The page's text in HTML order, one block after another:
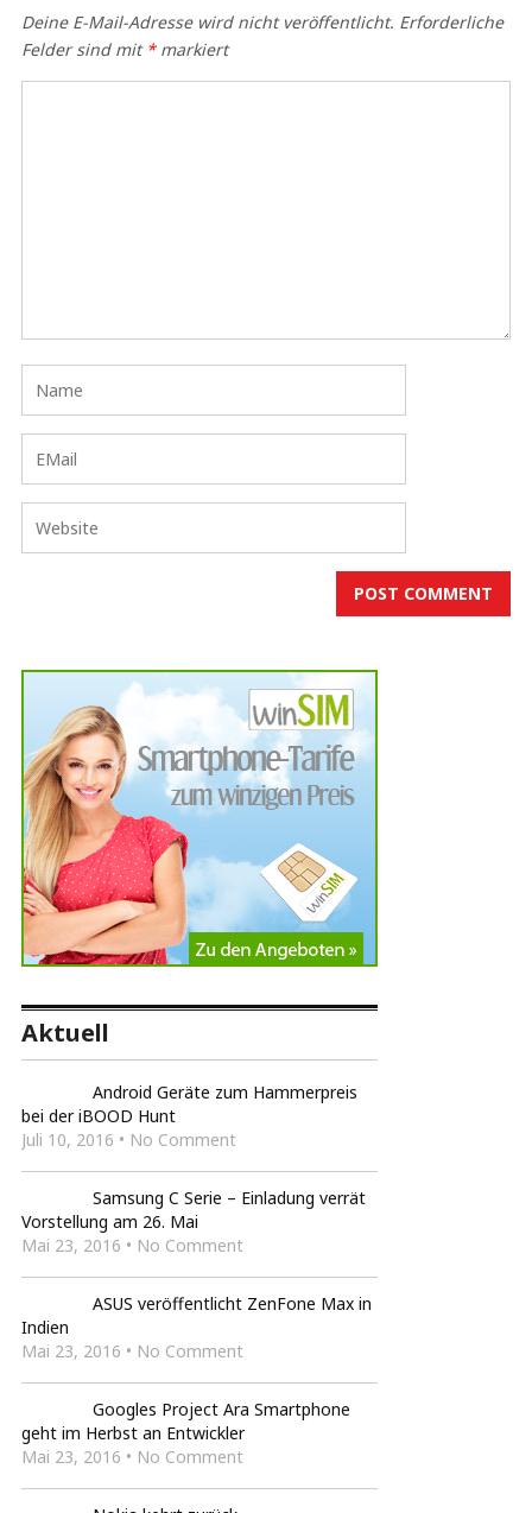
Deine E-Mail-Adresse wird nicht veröffentlicht. Erforderliche
Felder sind mit *markiert
Aktuell
Android Geräte zum Hammerpreis
bei der iBOOD Hunt
Juli 10, 2016 • No Comment
Samsung C Serie – Einladung verrät
Vorstellung am 26. Mai
Mai 23, 2016 • No Comment
ASUS veröffentlicht ZenFone Max in
Indien
Mai 23, 2016 • No Comment
Googles Project Ara Smartphone
geht im Herbst an Entwickler
Mai 23, 2016 • No Comment